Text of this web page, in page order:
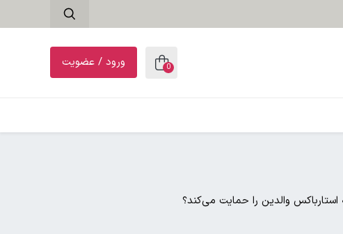
0 ورود / عضویت
استارباکس والدین را حمایت می‌کند؟